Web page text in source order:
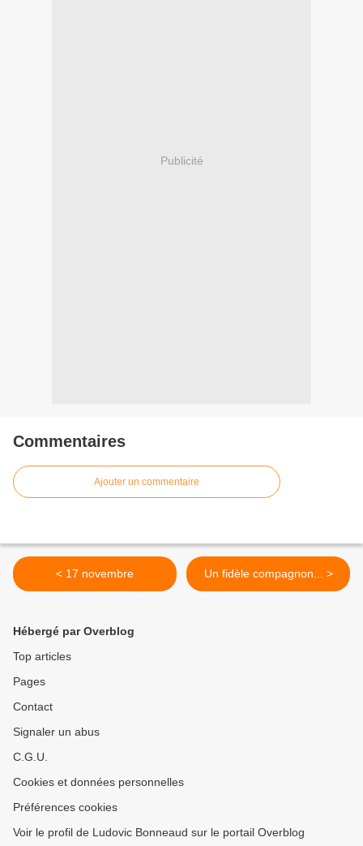
Publicité
Commentaires
Ajouter un commentaire
< 17 novembre Un fidèle compagnon... >
Hébergé par Overblog
Top articles
Pages
Contact
Signaler un abus
C.G.U.
Cookies et données personnelles
Préférences cookies
Voir le profil de Ludovic Bonneaud sur le portail Overblog